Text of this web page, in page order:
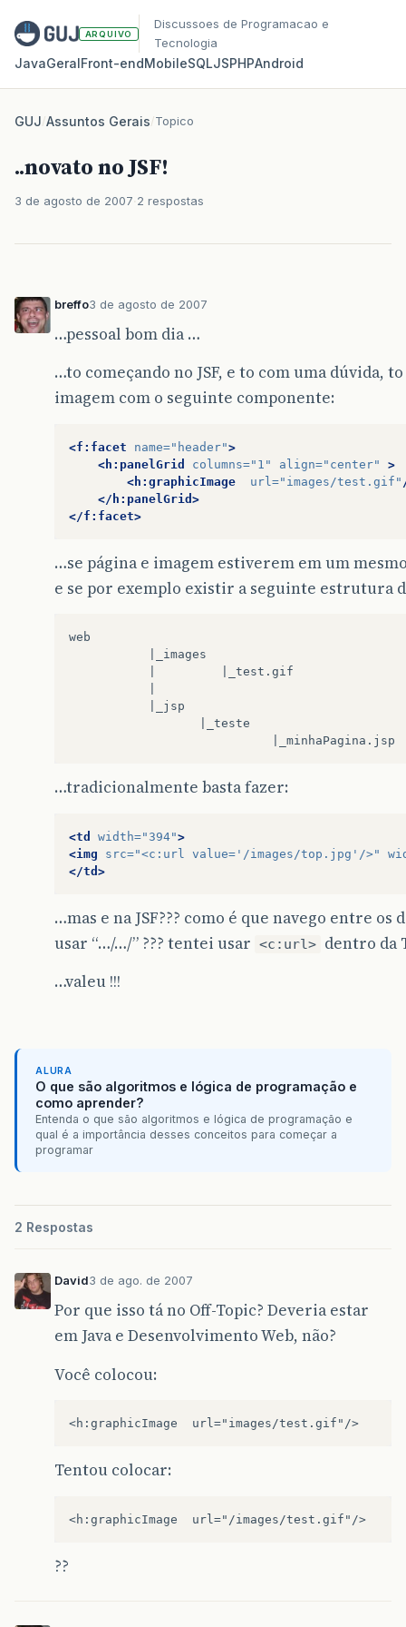
ARQUIVO
Discussoes de Programacao e
Tecnologia
JavaGeralFront‑endMobileSQLJSPHPAndroid
GUJ/Assuntos Gerais/Topico
..novato no JSF!
3 de agosto de 2007 2 respostas
breffo3 de agosto de 2007
…pessoal bom dia …
…to começando no JSF, e to com uma dúvida,
imagem com o seguinte componente:
<f:facet name="header">
<h:panelGrid
columns="1" align="center"
>
<h:graphicImage
url="images/test.gif"
</h:panelGrid>
</f:facet>
…se página e imagem estiverem em um
e se por exemplo existir a seguinte estrutura
web
           |_images
           |         |_test.gif
           |_jsp
                  |_teste
…tradicionalmente basta fazer:
<td width="394">
<img
src="<c:url value='/images/top.jpg'/>"
</td>
…mas e na JSF??? como é que navego entre
usar “…/…/” ??? tentei usar <c:url> dentro da
…valeu !!!
ALURA
O que são algoritmos e lógica de programação e
como aprender?
Entenda o que são algoritmos e lógica de programação e
qual é a importância desses conceitos para começar a
programar
2 Respostas
David3 de ago. de 2007
Por que isso tá no Off-Topic? Deveria estar
em Java e Desenvolvimento Web, não?
Você colocou:
Tentou colocar:
??